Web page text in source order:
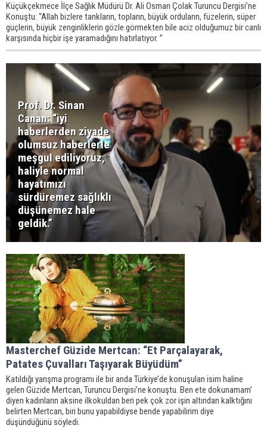
Küçükçekmece İlçe Sağlık Müdürü Dr. Ali Osman Çolak Turuncu Dergisi’ne
Konuştu: “Allah bizlere tankların, topların, büyük orduların, füzelerin, süper
güçlerin, büyük zenginliklerin gözle görmekten bile aciz olduğumuz bir canlı
karşısında hiçbir işe yaramadığını hatırlatıyor. ”
Prof. Dr. Sinan
Canan: “iyi
haberlerden ziyade
olumsuz haberlerle
meşgul ediliyoruz,
haliyle normal
hayatımızı
sürdüremez sağlıklı
düşünemez hale
geldik.”
Masterchef Güzide Mertcan: “Et Parçalayarak,
Patates Çuvalları Taşıyarak Büyüdüm”
Katıldığı yarışma programı ile bir anda Türkiye’de konuşulan isim haline
gelen Güzide Mertcan, Turuncu Dergisi’ne konuştu. Ben ete dokunamam’
diyen kadınların aksine ilkokuldan beri pek çok zor işin altından kalktığını
belirten Mertcan, biri bunu yapabildiyse bende yapabilirim diye
düşündüğünü söyledi.